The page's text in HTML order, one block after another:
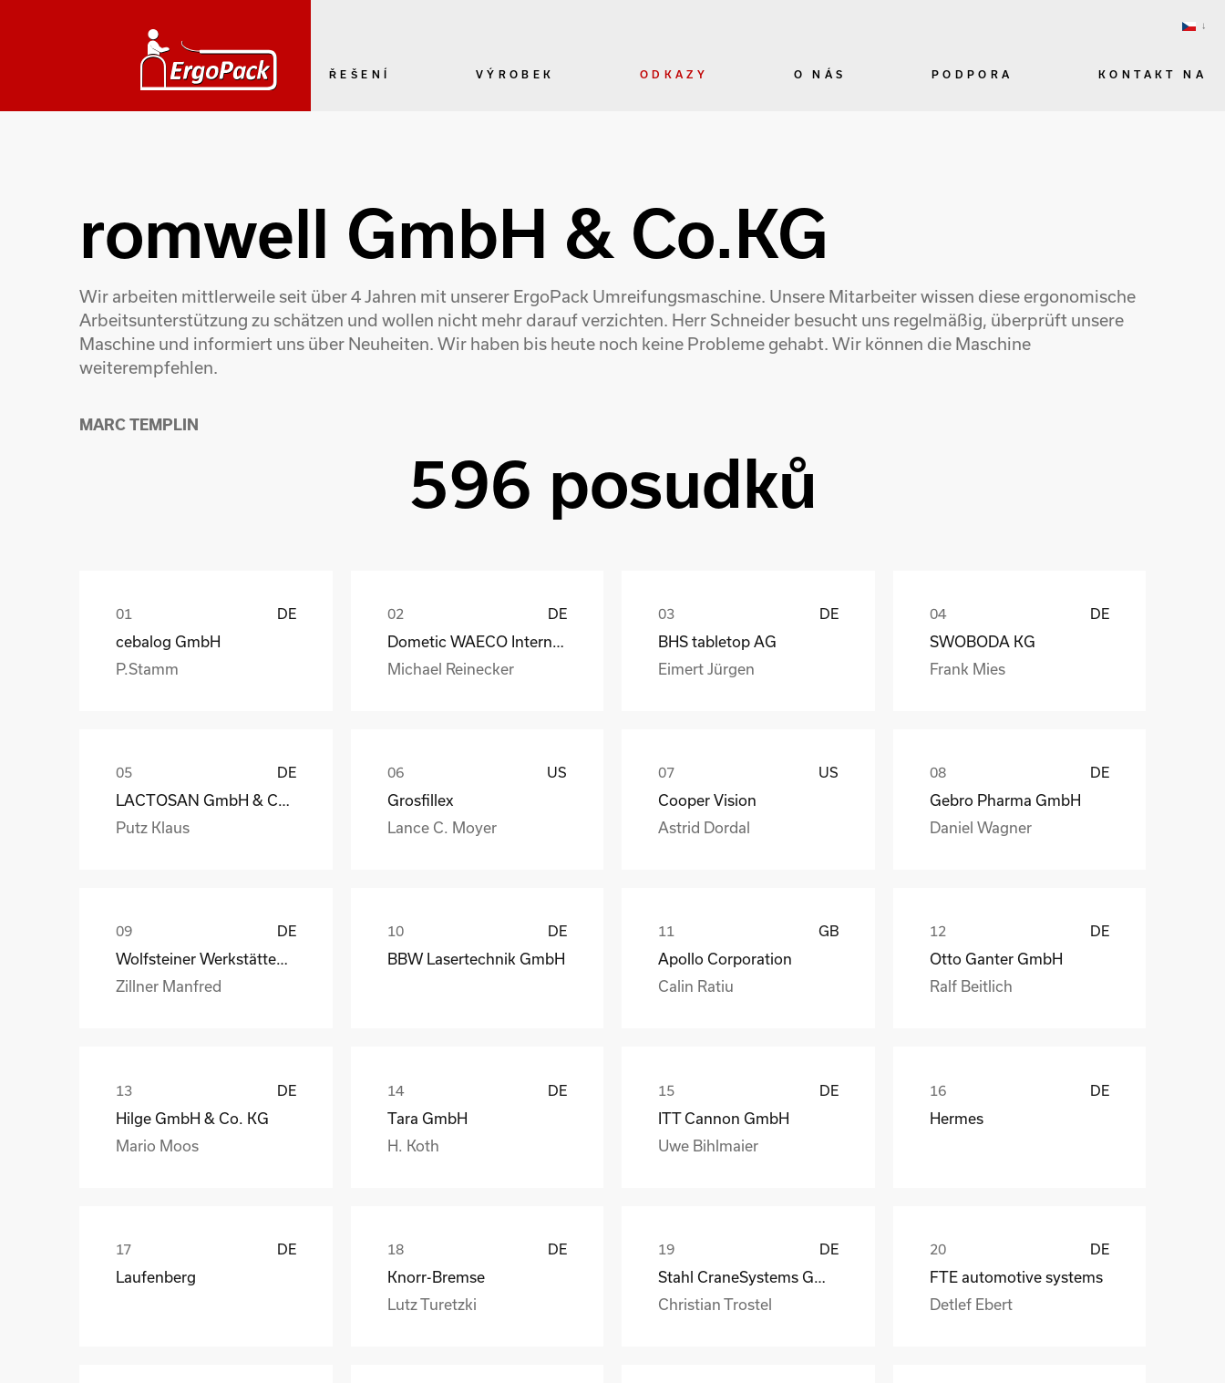
ŘEŠENÍ VÝROBEK ODKAZY O NÁS PODPORA KONTAKT NA
romwell GmbH & Co.KG
Wir arbeiten mittlerweile seit über 4 Jahren mit unserer ErgoPack Umreifungsmaschine. Unsere Mitarbeiter wissen diese ergonomische
Arbeitsunterstützung zu schätzen und wollen nicht mehr darauf verzichten. Herr Schneider besucht uns regelmäßig, überprüft unsere
Maschine und informiert uns über Neuheiten. Wir haben bis heute noch keine Probleme gehabt. Wir können die Maschine
weiterempfehlen.
MARC TEMPLIN
596 posudků
DE
cebalog GmbH
P.Stamm
DE
Michael Reinecker
DE
BHS tabletop AG
Eimert Jürgen
DE
SWOBODA KG
Frank Mies
DE
Putz Klaus
US
Grosfillex
Lance C. Moyer
US
Cooper Vision
Astrid Dordal
DE
Gebro Pharma GmbH
Daniel Wagner
DE
Wolfsteiner Werkstätten, Außenstelle Industriemo
Zillner Manfred
DE
BBW Lasertechnik GmbH
GB
Apollo Corporation
Calin Ratiu
DE
Otto Ganter GmbH
Ralf Beitlich
DE
Hilge GmbH & Co. KG
Mario Moos
DE
Tara GmbH
H. Koth
DE
ITT Cannon GmbH
Uwe Bihlmaier
DE
Hermes
DE
Laufenberg
DE
Knorr-Bremse
Lutz Turetzki
DE
Christian Trostel
DE
FTE automotive systems
Detlef Ebert